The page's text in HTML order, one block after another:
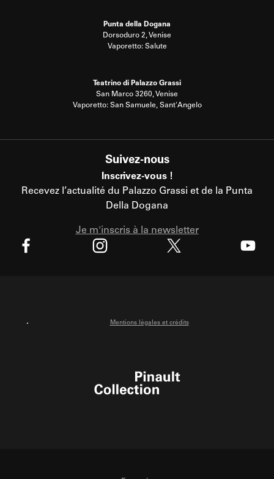
Punta della Dogana
Dorsoduro 2, Venise
Vaporetto: Salute
Teatrino di Palazzo Grassi
San Marco 3260, Venise
Vaporetto: San Samuele, Sant'Angelo
Suivez-nous
Inscrivez-vous !
Recevez l’actualité du Palazzo Grassi et de la Punta
Della Dogana
Je m'inscris à la newsletter
Mentions légales et crédits